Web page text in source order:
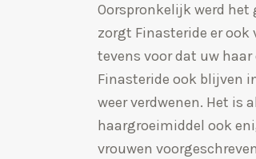
Oorspronkelijk werd
zorgt Finasteride er
tevens voor dat uw
Finasteride ook blijven
weer verdwenen. Het is
haargroeimiddel ook
vrouwen